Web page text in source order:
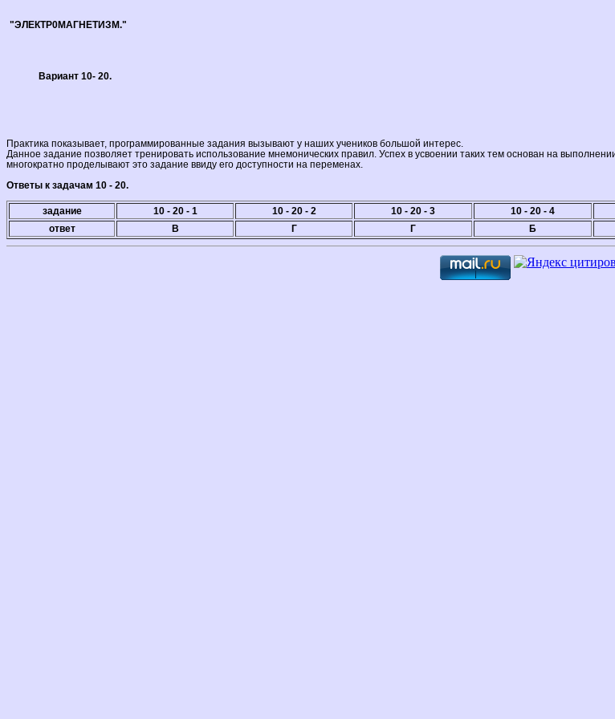
"ЭЛЕКТР0МАГНЕТИЗМ."
Вариант 10- 20.
Практика показывает, программированные задания вызывают у наших учеников большой интерес.
Данное задание позволяет тренировать использование мнемонических правил. Успех в усвоении таких тем основан на
многократно проделывают это задание ввиду его доступности на переменах.
Ответы к задачам 10 - 20.
задание 10 - 20- 1 10 - 20- 2 10 - 20 - 3 10 - 20 - 4
ответ
В Г Г Б